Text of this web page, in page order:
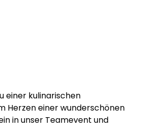
einer kulinarischen
Herzen einer wunderschönen
in unser Teamevent und